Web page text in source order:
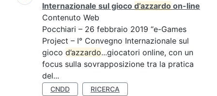
Internazionale sul gioco d’azzardo on-line
Contenuto Web
Pocchiari – 26 febbraio 2019 “e-Games
Project – I° Convegno Internazionale sul
gioco d’azzardo...giocatori online, con un
focus sulla sovrapposizione tra la pratica
del...
CNDD RICERCA